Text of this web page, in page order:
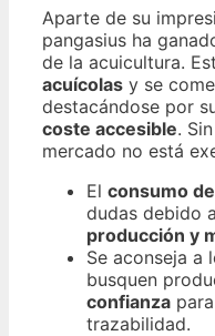
Aparte de su
pangasius ha
de la acuicultura.
acuícolas y se
destacándose por
coste accesible.
mercado no está
El consumo
dudas debido
producción y
Se aconseja a
busquen
confianza
trazabilidad.